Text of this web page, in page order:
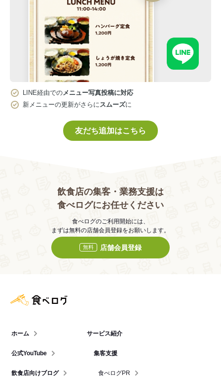
LINE経由でのメニュー写真投稿に対応
新メニューの更新がさらにスムーズに
友だち追加はこちら
飲食店の集客・業務支援は
食べログにお任せください
食べログのご利用開始には、
まずは無料の店舗会員登録をお願いします。
無料 店舗会員登録
ホーム
公式YouTube
飲食店向けブログ
サービス紹介
集客支援
食べログPR